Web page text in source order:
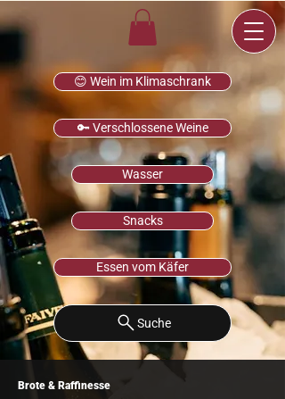
😊 Wein im Klimaschrank
🔑 Verschlossene Weine
Wasser
Snacks
Essen vom Käfer
Suche
Brote & Raffinesse